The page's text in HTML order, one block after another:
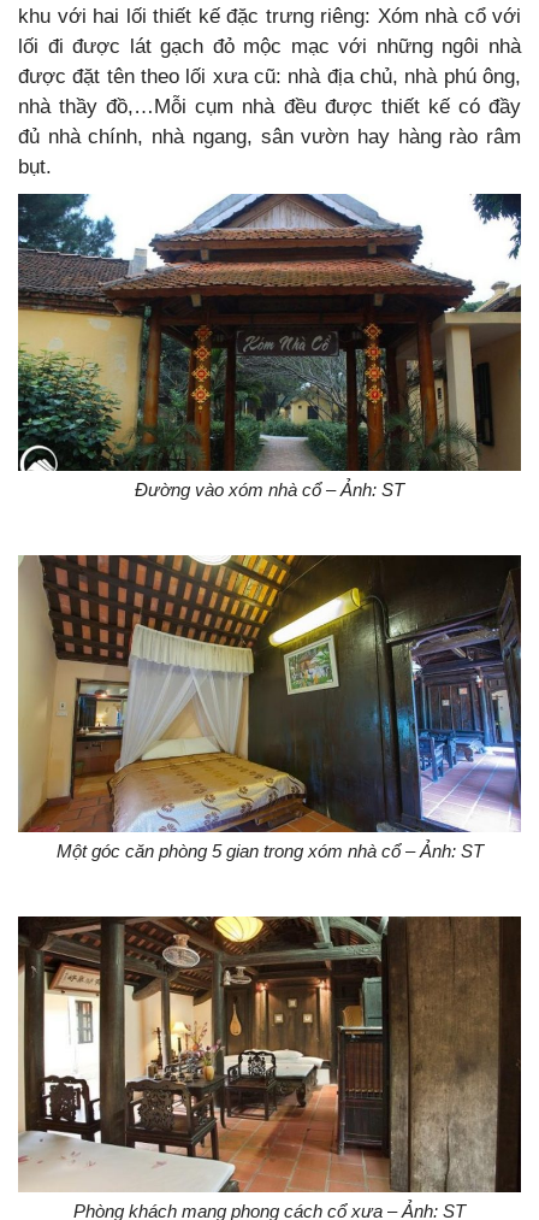
khu với hai lối thiết kế đặc trưng riêng: Xóm nhà cổ với
lối đi được lát gạch đỏ mộc mạc với những ngôi nhà
được đặt tên theo lối xưa cũ: nhà địa chủ, nhà phú ông,
nhà thầy đồ,…Mỗi cụm nhà đều được thiết kế có đầy
đủ nhà chính, nhà ngang, sân vườn hay hàng rào râm
bụt.
Đường vào xóm nhà cổ – Ảnh: ST
Một góc căn phòng 5 gian trong xóm nhà cổ – Ảnh: ST
Phòng khách mang phong cách cổ xưa – Ảnh: ST